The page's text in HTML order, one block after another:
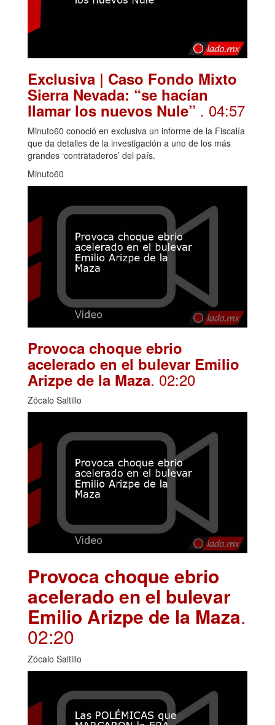
Exclusiva | Caso Fondo Mixto
Sierra Nevada: “se hacían
llamar los nuevos Nule” . 04:57
Minuto60 conoció en exclusiva un informe de la Fiscalía
que da detalles de la investigación a uno de los más
grandes ‘contrataderos’ del país.
Minuto60
Provoca choque ebrio
acelerado en el bulevar Emilio
Arizpe de la Maza. 02:20
Zócalo Saltillo
Provoca choque ebrio
acelerado en el bulevar
Emilio Arizpe de la Maza.
02:20
Zócalo Saltillo